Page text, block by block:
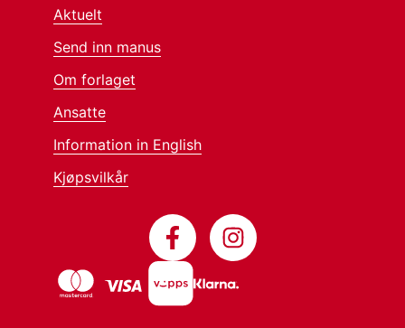
Aktuelt
Send inn manus
Om forlaget
Ansatte
Information in English
Kjøpsvilkår